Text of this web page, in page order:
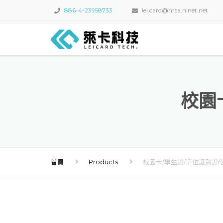
886-4-23958733 lei.card@msa.hinet.net
校園
首頁 Products 校園卡/學生證/單位識別證/